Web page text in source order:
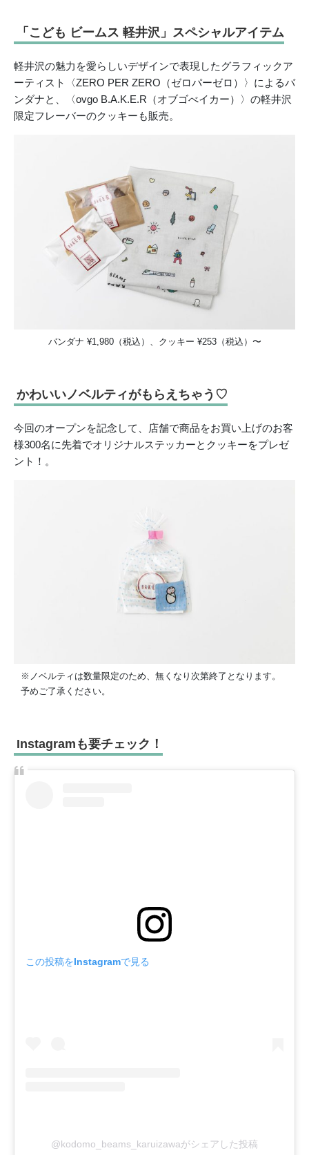
「こども ビームス 軽井沢」スペシャルアイテム
軽井沢の魅力を愛らしいデザインで表現したグラフィックア
ーティスト〈ZERO PER ZERO（ゼロパーゼロ）〉によるバ
ンダナと、〈ovgo B.A.K.E.R（オブゴべイカー）〉の軽井沢
限定フレーバーのクッキーも販売。
バンダナ ¥1,980（税込）、クッキー ¥253（税込）〜
かわいいノベルティがもらえちゃう♡
今回のオープンを記念して、店舗で商品をお買い上げのお客
様300名に先着でオリジナルステッカーとクッキーをプレゼ
ント！。
※ノベルティは数量限定のため、無くなり次第終了となります。
予めご了承ください。
Instagramも要チェック！
この投稿をInstagramで見る
@kodomo_beams_karuizawaがシェアした投稿